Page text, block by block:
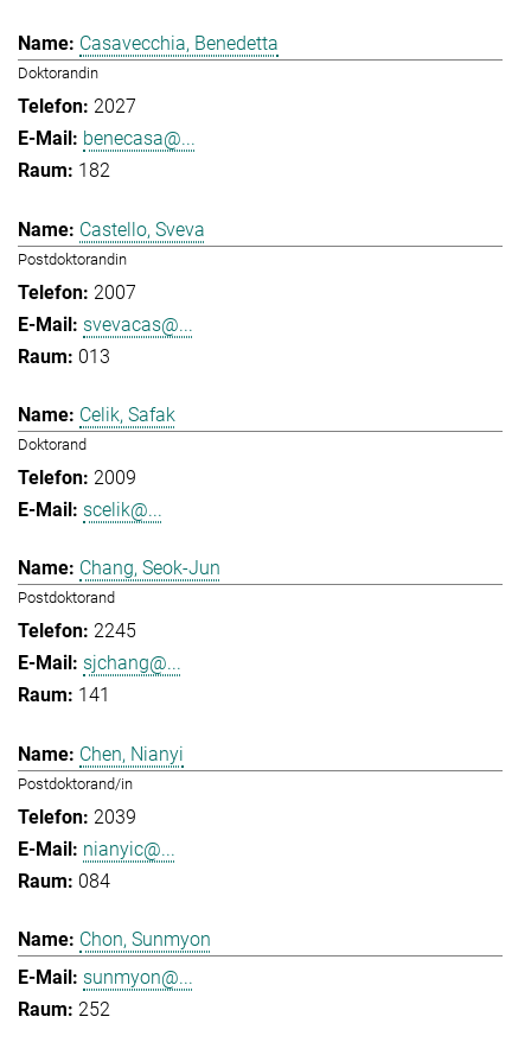
Casavecchia, Benedetta
Doktorandin
2027
benecasa@...
182
Castello, Sveva
Postdoktorandin
2007
svevacas@...
013
Celik, Safak
Doktorand
2009
scelik@...
Chang, Seok-Jun
Postdoktorand
2245
sjchang@...
141
Chen, Nianyi
Postdoktorand/in
2039
nianyic@...
084
Chon, Sunmyon
sunmyon@...
252